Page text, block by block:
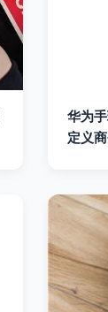
华为
定义